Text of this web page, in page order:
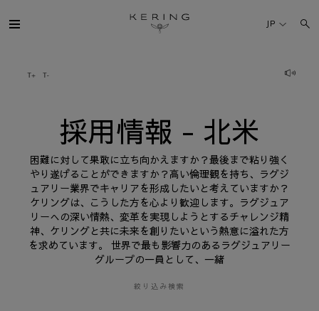
用
情
サステナビリティ
FINANCE
JP
採用情報 - 北米
困難に対して果敢に立ち向かえますか？最後まで粘り強く
やり遂げることができますか？高い倫理観を持ち、ラグジ
ュアリー業界でキャリアを形成したいと考えていますか？
ケリングは、こうした方を心より歓迎します。ラグジュア
リーへの深い情熱、変革を実現しようとするチャレンジ精
神、ケリングと共に未来を創りたいという熱意に溢れた方
を求めています。 世界で最も影響力のあるラグジュアリー
グループの一員として、一緒
絞り込み検索